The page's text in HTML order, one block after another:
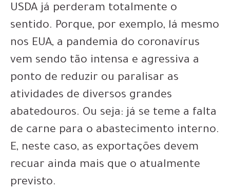
USDA já perderam totalmente o
sentido. Porque, por exemplo, lá mesmo
nos EUA, a pandemia do coronavírus
vem sendo tão intensa e agressiva a
ponto de reduzir ou paralisar as
atividades de diversos grandes
abatedouros. Ou seja: já se teme a falta
de carne para o abastecimento interno.
E, neste caso, as exportações devem
recuar ainda mais que o atualmente
previsto.